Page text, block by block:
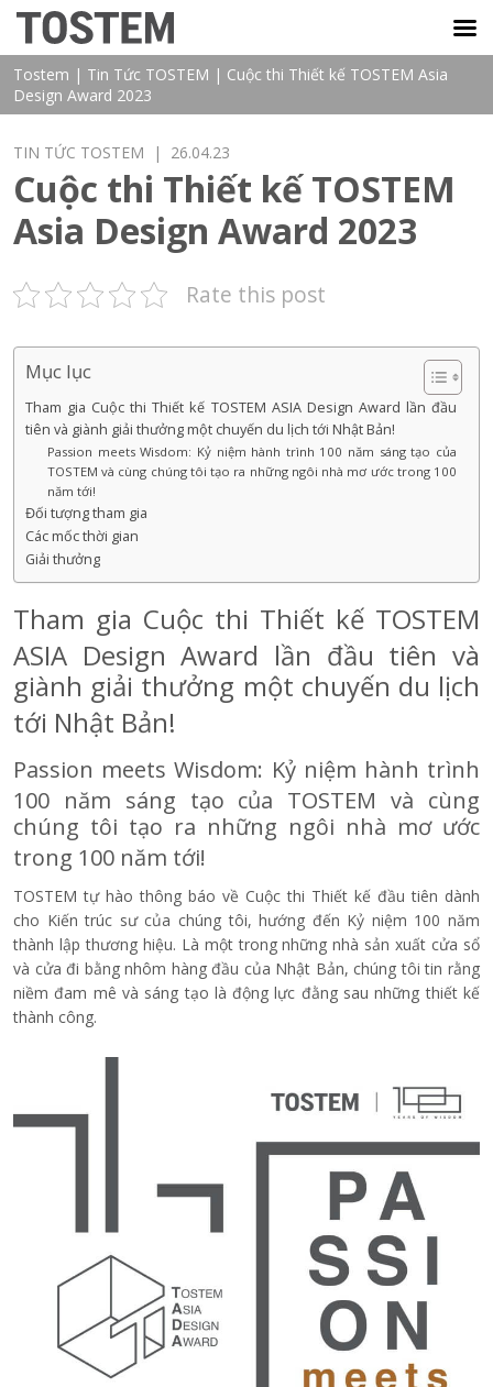
Tostem | Tin Tức TOSTEM | Cuộc thi Thiết kế TOSTEM Asia
Design Award 2023
TIN TỨC TOSTEM | 26.04.23
Cuộc thi Thiết kế TOSTEM
Asia Design Award 2023
Rate this post
Mục lục
Tham gia Cuộc thi Thiết kế TOSTEM ASIA Design Award lần đầu
tiên và giành giải thưởng một chuyến du lịch tới Nhật Bản!
Passion meets Wisdom: Kỷ niệm hành trình 100 năm sáng tạo của
TOSTEM và cùng chúng tôi tạo ra những ngôi nhà mơ ước trong 100
năm tới!
Đối tượng tham gia
Các mốc thời gian
Giải thưởng
Tham gia Cuộc thi Thiết kế TOSTEM
ASIA Design Award lần đầu tiên và
giành giải thưởng một chuyến du lịch
tới Nhật Bản!
Passion meets Wisdom: Kỷ niệm hành trình
100 năm sáng tạo của TOSTEM và cùng
chúng tôi tạo ra những ngôi nhà mơ ước
trong 100 năm tới!
TOSTEM tự hào thông báo về Cuộc thi Thiết kế đầu tiên dành
cho Kiến trúc sư của chúng tôi, hướng đến Kỷ niệm 100 năm
thành lập thương hiệu. Là một trong những nhà sản xuất cửa sổ
và cửa đi bằng nhôm hàng đầu của Nhật Bản, chúng tôi tin rằng
niềm đam mê và sáng tạo là động lực đằng sau những thiết kế
thành công.
TOSTEM VIỆT NAM